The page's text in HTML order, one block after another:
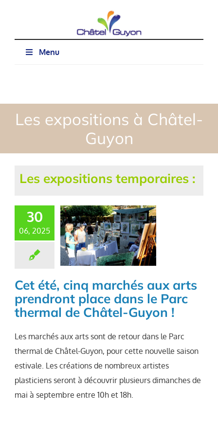
Menu
Les expositions à Châtel-
Guyon
Les expositions temporaires :
30
06, 2025
Cet été, cinq marchés aux arts
prendront place dans le Parc
thermal de Châtel-Guyon !
Les marchés aux arts sont de retour dans le Parc
thermal de Châtel-Guyon, pour cette nouvelle saison
estivale. Les créations de nombreux artistes
plasticiens seront à découvrir plusieurs dimanches de
mai à septembre entre 10h et 18h.